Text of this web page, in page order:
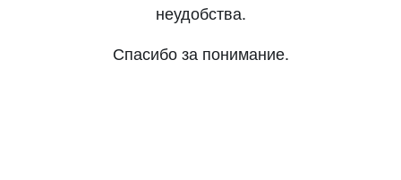
неудобства.
Спасибо за понимание.